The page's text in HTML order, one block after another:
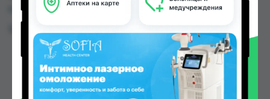
городах Таджикистана